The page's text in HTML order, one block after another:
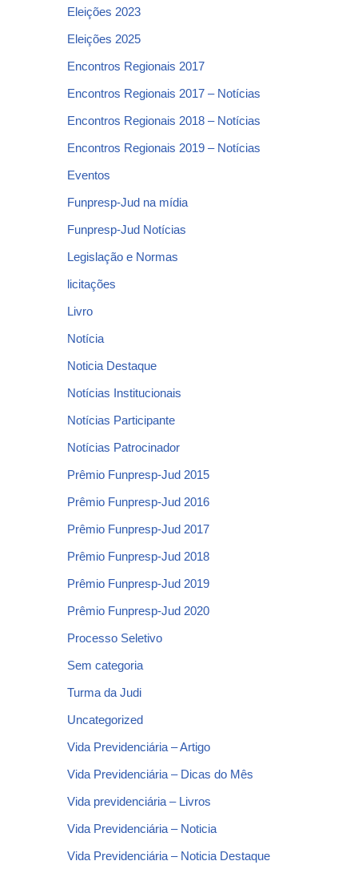
Eleições 2023
Eleições 2025
Encontros Regionais 2017
Encontros Regionais 2017 – Notícias
Encontros Regionais 2018 – Notícias
Encontros Regionais 2019 – Notícias
Eventos
Funpresp-Jud na mídia
Funpresp-Jud Notícias
Legislação e Normas
licitações
Livro
Notícia
Noticia Destaque
Notícias Institucionais
Notícias Participante
Notícias Patrocinador
Prêmio Funpresp-Jud 2015
Prêmio Funpresp-Jud 2016
Prêmio Funpresp-Jud 2017
Prêmio Funpresp-Jud 2018
Prêmio Funpresp-Jud 2019
Prêmio Funpresp-Jud 2020
Processo Seletivo
Sem categoria
Turma da Judi
Uncategorized
Vida Previdenciária – Artigo
Vida Previdenciária – Dicas do Mês
Vida previdenciária – Livros
Vida Previdenciária – Noticia
Vida Previdenciária – Noticia Destaque